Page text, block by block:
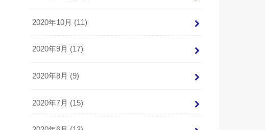
2020年10月 (11)
2020年9月 (17)
2020年8月 (9)
2020年7月 (15)